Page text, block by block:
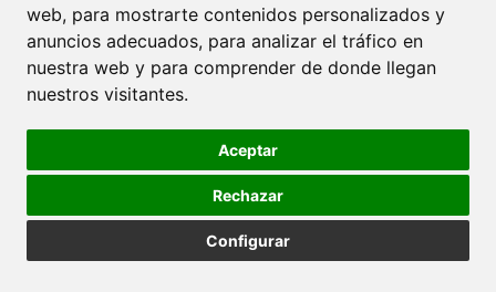
web, para mostrarte contenidos personalizados y
anuncios adecuados, para analizar el tráfico en
nuestra web y para comprender de donde llegan
nuestros visitantes.
Aceptar
Rechazar
Configurar
REDACCIÓN
08032 Barcelona